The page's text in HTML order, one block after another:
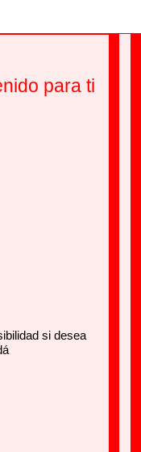
para ti
si desea